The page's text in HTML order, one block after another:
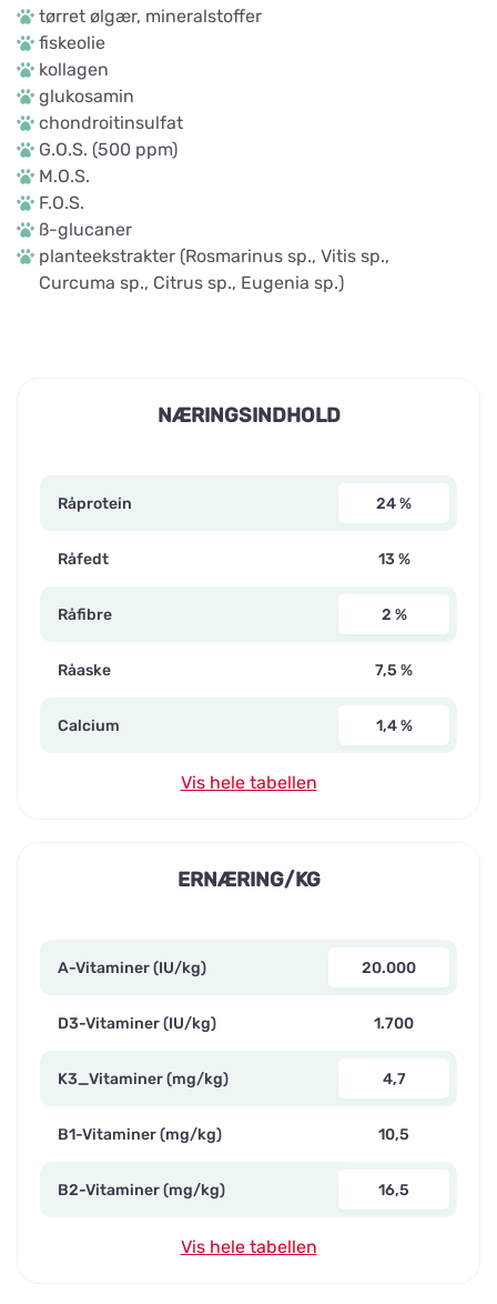
tørret ølgær, mineralstoffer
fiskeolie
kollagen
glukosamin
chondroitinsulfat
G.O.S. (500 ppm)
M.O.S.
F.O.S.
ß-glucaner
planteekstrakter (Rosmarinus sp., Vitis sp.,
Curcuma sp., Citrus sp., Eugenia sp.)
NÆRINGSINDHOLD
Råprotein 24 %
Råfedt 13 %
Råfibre 2 %
Råaske 7,5 %
Calcium 1,4 %
Vis hele tabellen
ERNÆRING/KG
A-Vitaminer (IU/kg) 20.000
D3-Vitaminer (IU/kg) 1.700
K3_Vitaminer (mg/kg) 4,7
B1-Vitaminer (mg/kg) 10,5
B2-Vitaminer (mg/kg) 16,5
Vis hele tabellen